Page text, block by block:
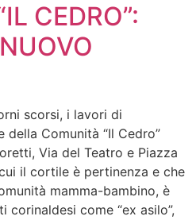
CEDRO”:
scorsi, i lavori di
Comunità “Il Cedro”
Via del Teatro e Piazza
il cortile è pertinenza e che
mamma-bambino, è
come “ex asilo”,